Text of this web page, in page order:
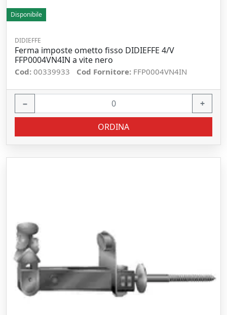
Disponibile
DIDIEFFE
Ferma imposte ometto fisso DIDIEFFE 4/V
FFP0004VN4IN a vite nero
Cod: 00339933 Cod Fornitore: FFP0004VN4IN
− +
ORDINA